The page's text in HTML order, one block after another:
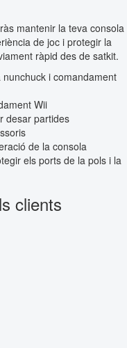
mantenir la teva consola
de joc i protegir la
ràpid des de satkit.
i comandament
Wii
desar partides
de la consola
els ports de la pols i la
clients